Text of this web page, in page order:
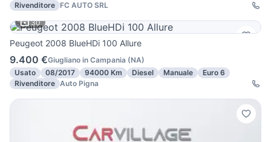
Rivenditore FC AUTO SRL
30
Peugeot 2008 BlueHDi 100 Allure
9.400 €Giugliano in Campania (NA)
Usato
08/2017 94000 Km Diesel Manuale
Euro 6
Rivenditore Auto Pigna